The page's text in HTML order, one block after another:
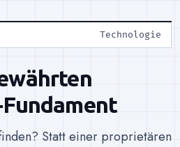
Technologie
Statt einer proprietären